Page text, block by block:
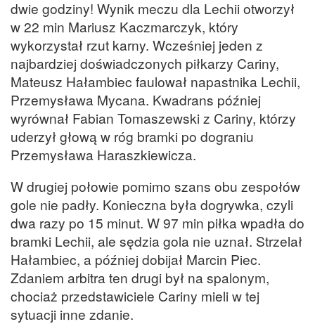
dwie godziny! Wynik meczu dla Lechii otworzył
w 22 min Mariusz Kaczmarczyk, który
wykorzystał rzut karny. Wcześniej jeden z
najbardziej doświadczonych piłkarzy Cariny,
Mateusz Hałambiec faulował napastnika Lechii,
Przemysława Mycana. Kwadrans później
wyrównał Fabian Tomaszewski z Cariny, którzy
uderzył głową w róg bramki po dograniu
Przemysława Haraszkiewicza.
W drugiej połowie pomimo szans obu zespołów
gole nie padły. Konieczna była dogrywka, czyli
dwa razy po 15 minut. W 97 min piłka wpadła do
bramki Lechii, ale sędzia gola nie uznał. Strzelał
Hałambiec, a później dobijał Marcin Piec.
Zdaniem arbitra ten drugi był na spalonym,
chociaż przedstawiciele Cariny mieli w tej
sytuacji inne zdanie.